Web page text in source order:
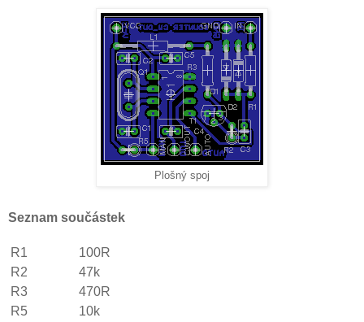
Plošný spoj
Seznam součástek
R1
100R
R2
47k
R3
470R
R5
10k